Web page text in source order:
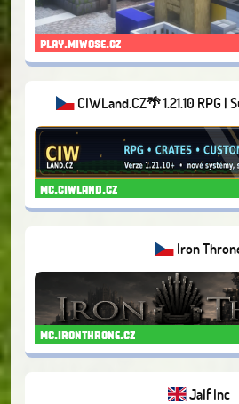
play.miwose.cz
CIWLand.CZ🌴 1.21.10 RPG |
mc.ciwland.cz
Iron
mc.ironthrone.cz
Jalf Inc